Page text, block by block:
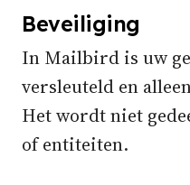
Beveiliging
In Mailbird is uw
versleuteld en
Het wordt niet
of entiteiten.